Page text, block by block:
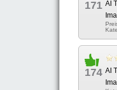
171 AI
174 AI